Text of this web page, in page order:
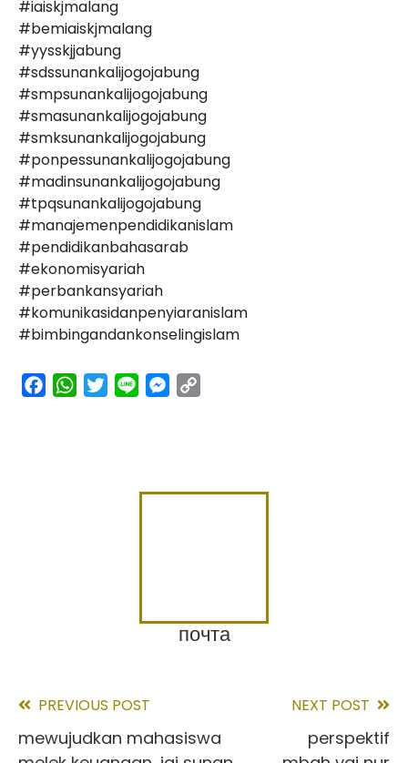
#iaiskjmalang
#bemiaiskjmalang
#yysskjjabung
#sdssunankalijogojabung⁣⁣⁣⁣⁣⁣⁣⁣
#smpsunankalijogojabung⁣⁣⁣⁣⁣⁣⁣⁣
#smasunankalijogojabung⁣⁣⁣⁣⁣⁣⁣⁣
#smksunankalijogojabung⁣⁣⁣⁣⁣⁣⁣⁣
#ponpessunankalijogojabung⁣⁣⁣⁣⁣⁣⁣⁣
#madinsunankalijogojabung⁣⁣⁣⁣⁣⁣⁣⁣
#tpqsunankalijogojabung⁣⁣⁣⁣⁣⁣⁣⁣
#manajemenpendidikanislam⁣⁣⁣⁣⁣⁣⁣⁣
#pendidikanbahasarab⁣⁣⁣⁣⁣⁣⁣⁣
#ekonomisyariah⁣⁣⁣⁣⁣⁣⁣⁣
#perbankansyariah⁣⁣⁣⁣⁣⁣⁣⁣
#komunikasidanpenyiaranislam⁣⁣⁣⁣⁣⁣⁣⁣
#bimbingandankonselingislam⁣⁣⁣⁣⁣⁣⁣⁣
facebookwhatsapptwitterline messenger
почта
Read
more
PREVIOUS POST
mewujudkan mahasiswa
NEXT POST
perspektif